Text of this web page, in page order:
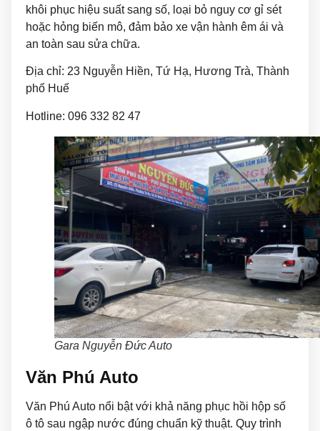
khôi phục hiệu suất sang số, loại bỏ nguy cơ gỉ sét
hoặc hỏng biến mô, đảm bảo xe vận hành êm ái và
an toàn sau sửa chữa.
Địa chỉ: 23 Nguyễn Hiền, Tứ Hạ, Hương Trà, Thành
phố Huế
Hotline: 096 332 82 47
Gara Nguyễn Đức Auto
Văn Phú Auto
Văn Phú Auto nổi bật với khả năng phục hồi hộp số
ô tô sau ngập nước đúng chuẩn kỹ thuật. Quy trình